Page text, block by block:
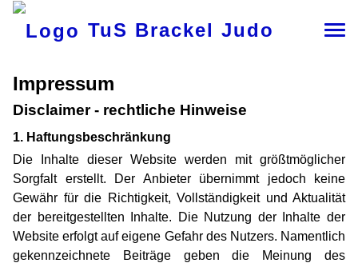
TuS Brackel Judo
Impressum
Disclaimer - rechtliche Hinweise
1. Haftungsbeschränkung
Die Inhalte dieser Website werden mit größtmöglicher
Sorgfalt erstellt. Der Anbieter übernimmt jedoch keine
Gewähr für die Richtigkeit, Vollständigkeit und Aktualität
der bereitgestellten Inhalte. Die Nutzung der Inhalte der
Website erfolgt auf eigene Gefahr des Nutzers. Namentlich
gekennzeichnete Beiträge geben die Meinung des